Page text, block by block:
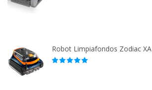
Robot Limpiafondos Zodiac